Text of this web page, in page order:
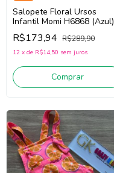
Salopete Floral Ursos
Infantil Momi H6868 (Azul)
R$173,94 R$289,90
12 x de R$14,50 sem juros
Comprar